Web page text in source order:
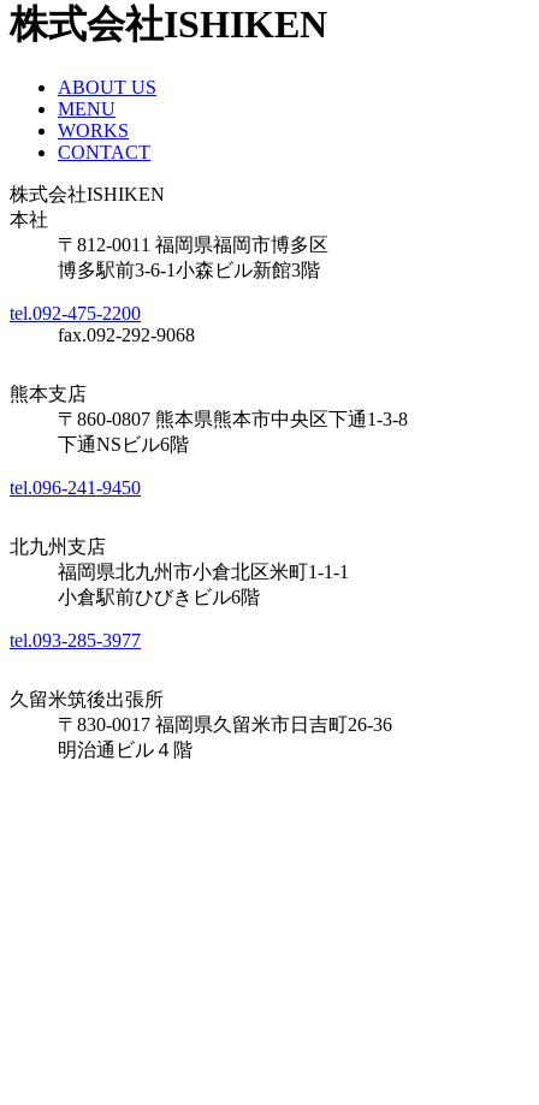
株式会社ISHIKEN
ABOUT US
MENU
WORKS
CONTACT
株式会社ISHIKEN
本社
〒812-0011 福岡県福岡市博多区
博多駅前3-6-1小森ビル新館3階
tel.092-475-2200
fax.092-292-9068
熊本支店
〒860-0807 熊本県熊本市中央区下通1-3-8
下通NSビル6階
tel.096-241-9450
北九州支店
福岡県北九州市小倉北区米町1-1-1
小倉駅前ひびきビル6階
tel.093-285-3977
久留米筑後出張所
〒830-0017 福岡県久留米市日吉町26-36
明治通ビル４階